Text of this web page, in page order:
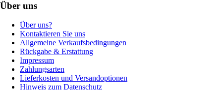
Über uns
Über uns?
Kontaktieren Sie uns
Allgemeine Verkaufsbedingungen
Rückgabe & Erstattung
Impressum
Zahlungsarten
Lieferkosten und Versandoptionen
Hinweis zum Datenschutz